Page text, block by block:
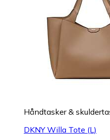
Håndtasker &
DKNY Willa Tote (L)